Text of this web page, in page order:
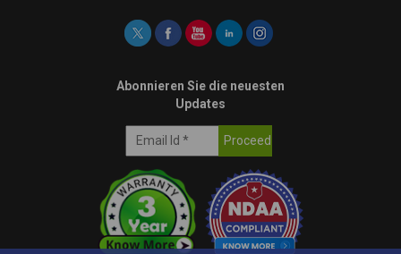
Abonnieren Sie die neuesten
Updates